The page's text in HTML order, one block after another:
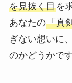
を見抜く目を
あなたの「真
ぎない想いに
のかどうかです